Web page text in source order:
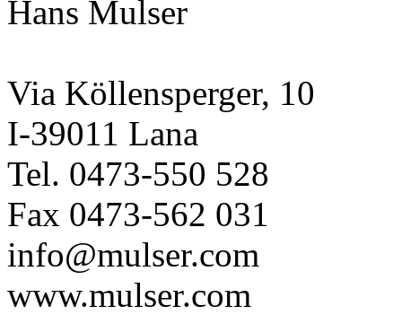
Hans Mulser
Via Köllensperger, 10
I-39011 Lana
Tel. 0473-550 528
Fax 0473-562 031
info@mulser.com
www.mulser.com